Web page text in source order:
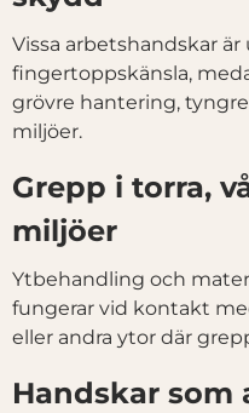
Vissa arbetshandskar
fingertoppskänsla,
grövre hantering,
miljöer.
Grepp i torra,
miljöer
Ytbehandling och
fungerar vid kontakt
eller andra ytor där
Handskar som